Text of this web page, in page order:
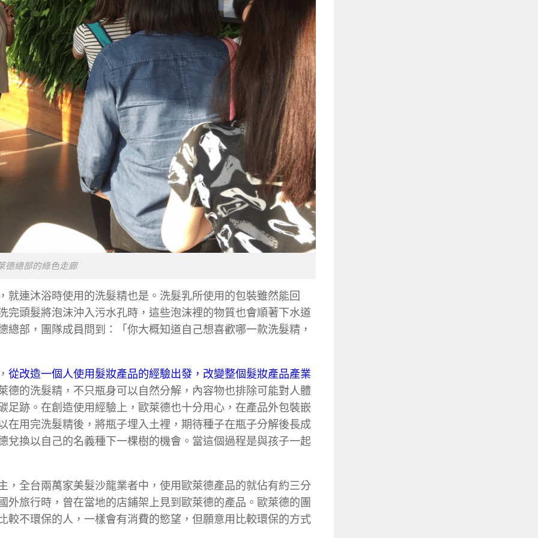
德總部的綠色走廊
連沐浴時使用的洗髮精也是。洗髮乳所使用的包裝雖然能回
頭髮將泡沫沖入污水孔時，這些泡沫裡的物質也會順著下水道
部，團隊成員問到：「你大概知道自己想喜歡哪一款洗髮精，
從改造一個人使用髮妝產品的經驗出發，改變整個髮妝產品產業
德的洗髮精，不只瓶身可以自然分解，內容物也排除可能對人體
跡。在創造使用經驗上，歐萊德也十分用心，在產品外包裝嵌
用完洗髮精後，將瓶子埋入土裡，期待種子在瓶子分解後長成
兌換以自己的名義種下一棵樹的機會。當這個過程是與孩子一起
全台兩萬家美髮沙龍業者中，使用歐萊德產品的就佔有約三分
旅行時，曾在當地的店鋪架上見到歐萊德的產品。歐萊德的團
較不環保的人，一樣會有消費的慾望，但願意用比較環保的方式